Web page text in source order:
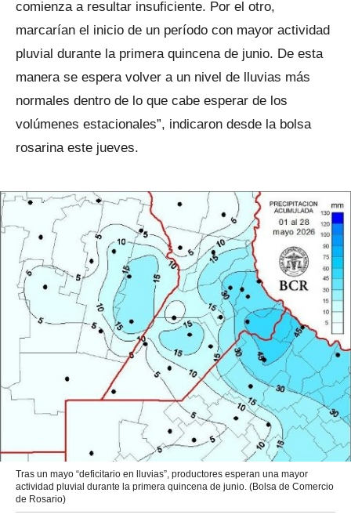
comienza a resultar insuficiente. Por el otro,
marcarían el inicio de un período con mayor actividad
pluvial durante la primera quincena de junio. De esta
manera se espera volver a un nivel de lluvias más
normales dentro de lo que cabe esperar de los
volúmenes estacionales”, indicaron desde la bolsa
rosarina este jueves.
Tras un mayo “deficitario en lluvias”, productores esperan una mayor
actividad pluvial durante la primera quincena de junio. (Bolsa de Comercio
de Rosario)